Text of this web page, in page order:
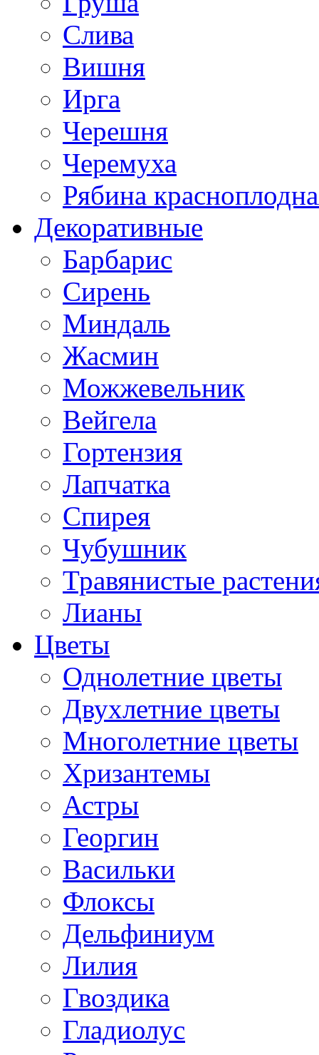
Слива
Вишня
Ирга
Черешня
Черемуха
Рябина
Декоративные
Барбарис
Сирень
Миндаль
Жасмин
Можжевельник
Вейгела
Гортензия
Лапчатка
Спирея
Чубушник
Травянистые
Лианы
Цветы
Однолетние цветы
Двухлетние цветы
Многолетние цветы
Хризантемы
Астры
Георгин
Васильки
Флоксы
Дельфиниум
Лилия
Гвоздика
Гладиолус